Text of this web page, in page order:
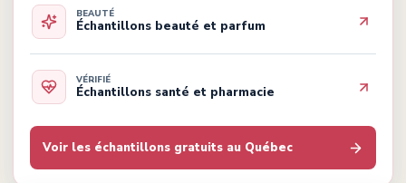
BEAUTÉ
Échantillons beauté et parfum
VÉRIFIÉ
Échantillons santé et pharmacie
Voir les échantillons gratuits au Québec